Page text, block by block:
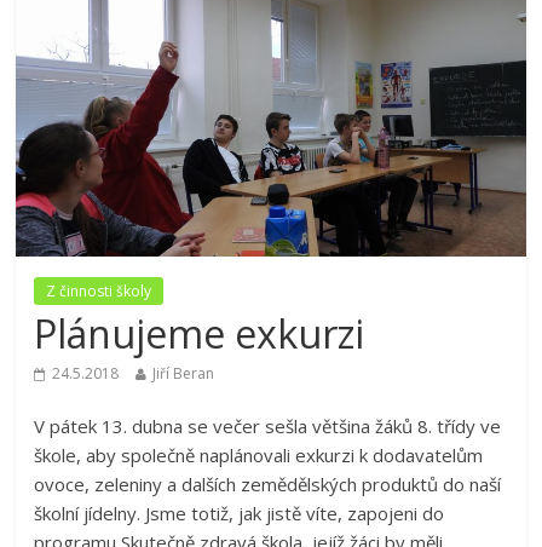
Z činnosti školy
Plánujeme exkurzi
24.5.2018 Jiří Beran
V pátek 13. dubna se večer sešla většina žáků 8. třídy ve
škole, aby společně naplánovali exkurzi k dodavatelům
ovoce, zeleniny a dalších zemědělských produktů do naší
školní jídelny. Jsme totiž, jak jistě víte, zapojeni do